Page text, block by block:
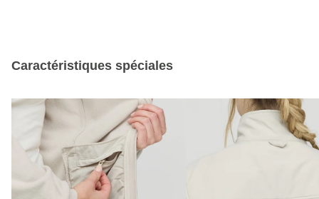
Caractéristiques spéciales